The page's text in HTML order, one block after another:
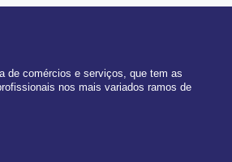
de comércios e serviços, que tem as
nos mais variados ramos de